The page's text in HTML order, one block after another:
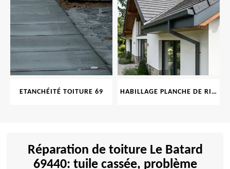
ETANCHÉITÉ TOITURE 69 HABILLAGE PLANCHE DE RIVE 69
Réparation de toiture Le Batard
69440: tuile cassée, problème